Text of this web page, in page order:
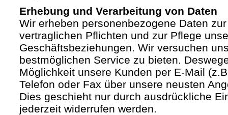
Erhebung und Verarbeitung von Daten
Wir erheben personenbezogene Daten
vertraglichen Pflichten und zur Pflege
Geschäftsbeziehungen. Wir versuchen
bestmöglichen Service zu bieten.
Möglichkeit unsere Kunden per E-Mail
Telefon oder Fax über unsere neusten
Dies geschieht nur durch ausdrückliche
jederzeit widerrufen werden.